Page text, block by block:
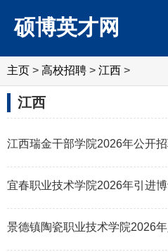
硕博英才网
主页 > 高校招聘 > 江西 >
江西
江西瑞金干部学院2026年公开
宜春职业技术学院2026年引进
景德镇陶瓷职业技术学院2026